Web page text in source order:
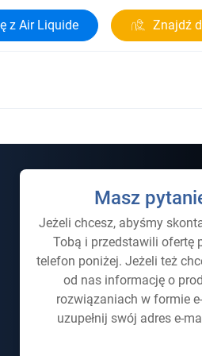
z Air Liquide Znajdź
Masz
Jeżeli chcesz, abyśmy
Tobą i przedstawili ofertę
telefon poniżej. Jeżeli też
od nas informację o
rozwiązaniach w formie
uzupełnij swój adres e-